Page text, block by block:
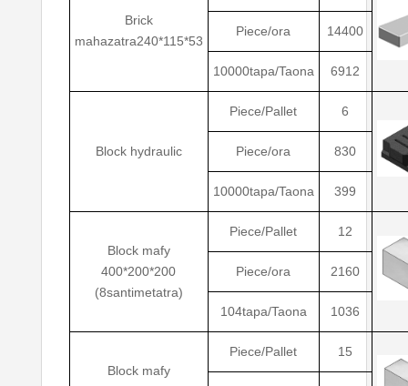
Brick
mahazatra240*115*53
Piece/ora 14400
10000tapa/Taona 6912
Block hydraulic
Piece/Pallet 6
Piece/ora 830
10000tapa/Taona 399
Block mafy
400*200*200
(8santimetatra)
Piece/Pallet 12
Piece/ora 2160
104tapa/Taona 1036
Block mafy
Piece/Pallet 15